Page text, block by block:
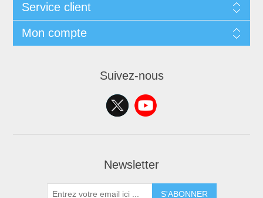
Service client
Mon compte
Suivez-nous
Newsletter
S'ABONNER